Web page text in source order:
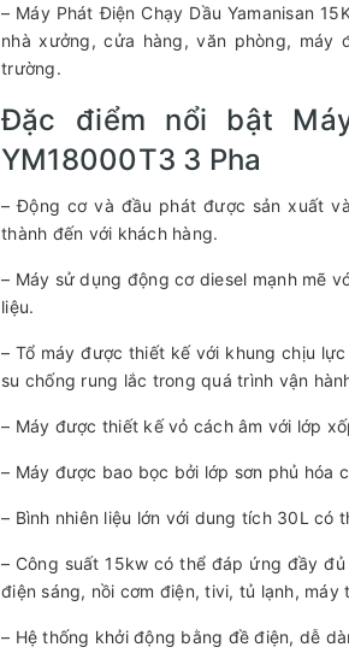
– Máy Phát Điện Chạy Dầu Yamanisan
nhà xưởng, cửa hàng, văn phòng,
trường.
Đặc điểm nổi bật
YM18000T3 3 Pha
– Động cơ và đầu phát được sản xuất
thành đến với khách hàng.
– Máy sử dụng động cơ diesel mạnh mẽ
liệu.
– Tổ máy được thiết kế với khung chịu
su chống rung lắc trong quá trình vận
– Máy được thiết kế vỏ cách âm với lớp
– Máy được bao bọc bởi lớp sơn phủ hóa
– Bình nhiên liệu lớn với dung tích 30L có
– Công suất 15kw có thể đáp ứng đầy
điện sáng, nồi cơm điện, tivi, tủ lạnh,
– Hệ thống khởi động bằng đề điện, dễ